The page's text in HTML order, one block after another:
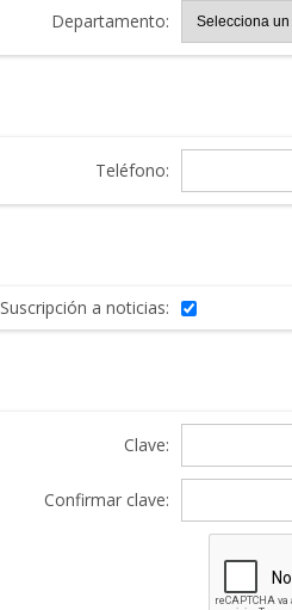
Departamento:
Teléfono:
Suscripción a noticias:
Clave:
Confirmar clave: